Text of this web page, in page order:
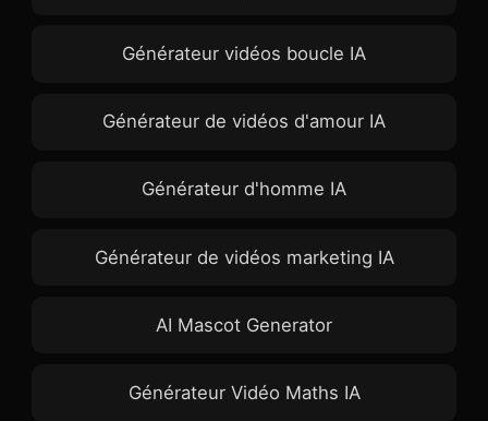
Générateur vidéos boucle IA
Générateur de vidéos d'amour IA
Générateur d'homme IA
Générateur de vidéos marketing IA
AI Mascot Generator
Générateur Vidéo Maths IA